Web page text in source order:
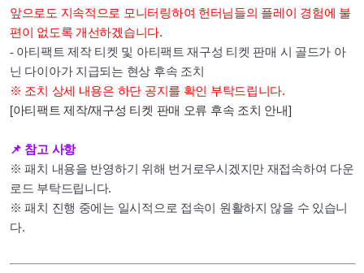
앞으로도 지속적으로 모니터링하여 헌터님들의 플레이 경험에 불
편이 없도록 개선하겠습니다.
- 아티팩트 제작 티켓 및 아티팩트 재구성 티켓 판매 시 골드가 아
닌 다이아가 지급되는 현상 후속 조치
※ 조치 상세 내용은 하단 공지를 확인 부탁드립니다.
[아티팩트 제작/재구성 티켓 판매 오류 후속 조치 안내]
📌 참고 사항
※패치 내용을 반영하기 위해 번거로우시겠지만 재접속하여 다운
로드 부탁드립니다.
※패치 진행 중에는 일시적으로 접속이 원활하지 않을 수 있습니
다.